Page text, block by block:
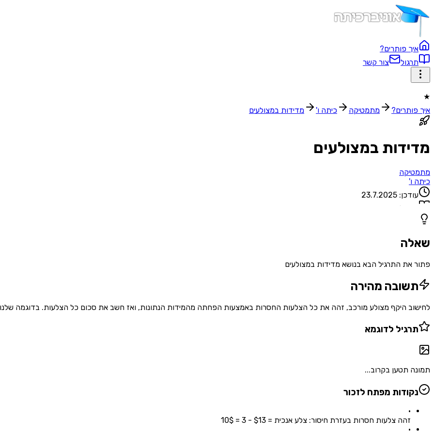
איך פותרים?
תרגול
צור קשר
★
איך פותרים?
מתמטיקה כיתה ו' מדידות במצולעים
מדידות במצולעים
מתמטיקה
כיתה ו'
עודכן: 23.7.2025
שאלות
שאלה
פתור את התרגיל הבא בנושא מדידות במצולעים
תשובה מהירה
לחישוב היקף מצולע מורכב, זהה את כל הצלעות החסרות באמצעות הפחתה מהמידות הנתונות, ואז חשב את סכום כל הצלעות. בדוגמה שלנו: $7 + 3 + 5 + 1 + 2 + 10 + 1 + 13 = 42$ יחידות
תרגיל לדוגמא
תמונה תטען בקרוב...
נקודות מפתח לזכור
•
זהה צלעות חסרות בעזרת חיסור: צלע אנכית = $13 - 3 = 10$
•